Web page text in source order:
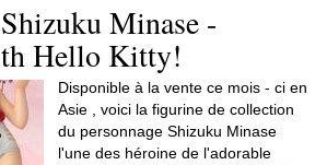
Minase -
Hello Kitty!
Disponible à la vente ce mois - ci en
Asie , voici la figurine de collection
du personnage Shizuku Minase
l'une des héroine de l'adorable